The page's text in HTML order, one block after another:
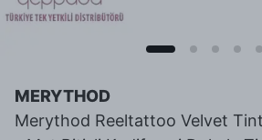
MERYTHOD
Merythod Reeltattoo Velvet